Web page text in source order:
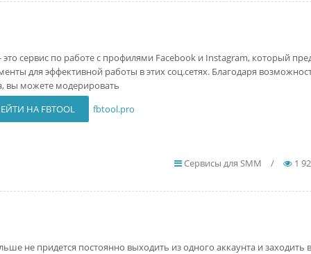
это сервис по работе с профилями Facebook и Instagram, который
для эффективной работы в этих соц.сетях. Благодаря
вы можете модерировать
НА FBTOOL
fbtool.pro
Сервисы для SMM / 1
не придется постоянно выходить из одного аккаунта и заходить